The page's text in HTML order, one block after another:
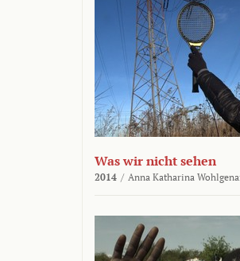
Was wir nicht sehen
2014 / Anna Katharina